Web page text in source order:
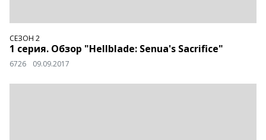
СЕЗОН 2
1 серия. Обзор "Hellblade: Senua's Sacrifice"
6726 09.09.2017